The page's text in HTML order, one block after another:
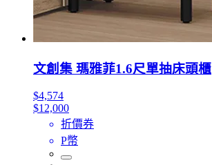
文創集 瑪雅菲1.6尺單抽床頭櫃
$4,574
$12,000
折價券
P幣